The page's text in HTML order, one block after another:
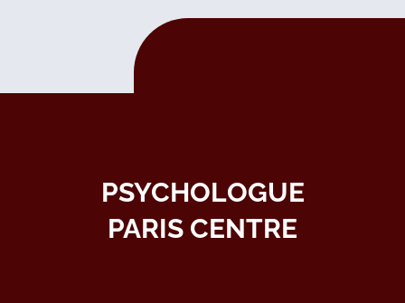
PSYCHOLOGUE
PARIS CENTRE